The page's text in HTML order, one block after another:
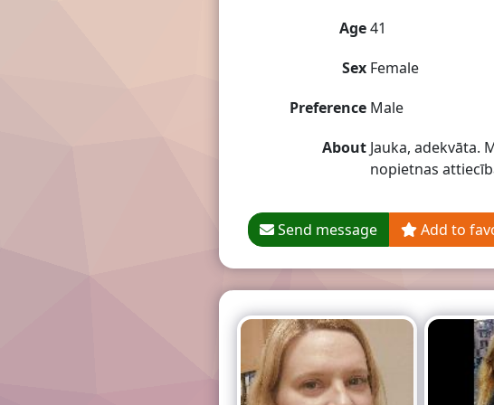
Age41
Sex Female
Preference Male
About Jauka, adekvāta.
nopietnas
Send message Add to